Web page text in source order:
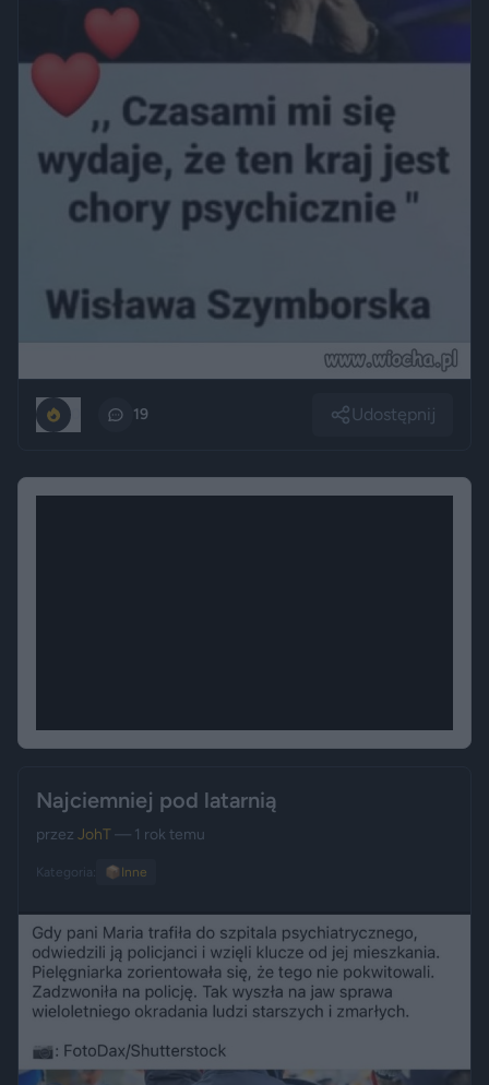
19 Udostępnij
Najciemniej pod latarnią
przez JohT— 1 rok temu
Kategoria: 📦 Inne